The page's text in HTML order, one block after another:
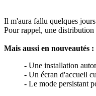
Il m'aura fallu quelques
Pour rappel, une distribution
Mais aussi en nouveautés :
- Une installation
- Un écran d'accueil
- Le mode persistant